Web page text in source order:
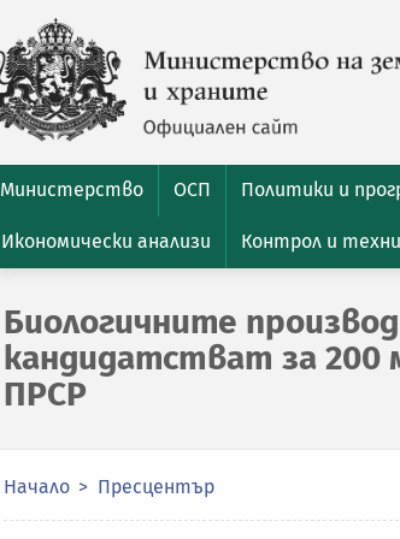
Министерство ОСП Политики и
Икономически анализи Контрол и
Биологичните
кандидатстват за 200
ПРСР
Начало Пресцентър